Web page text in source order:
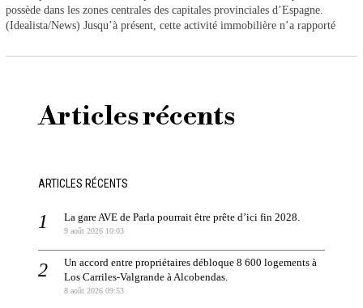
possède dans les zones centrales des capitales provinciales d’Espagne.
(Idealista/News) Jusqu’à présent, cette activité immobilière n’a rapporté
Articles récents
ARTICLES RÉCENTS
La gare AVE de Parla pourrait être prête d’ici fin 2028.
9 août 2026 10:03
Un accord entre propriétaires débloque 8 600 logements à
Los Carriles-Valgrande à Alcobendas.
8 août 2026 09:53